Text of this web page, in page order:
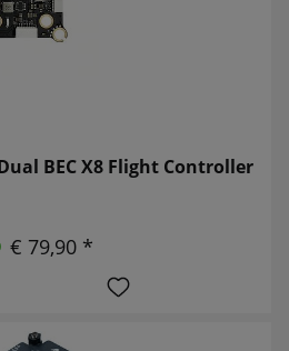
BEC X8 Flight Controller
€ 79,90 *